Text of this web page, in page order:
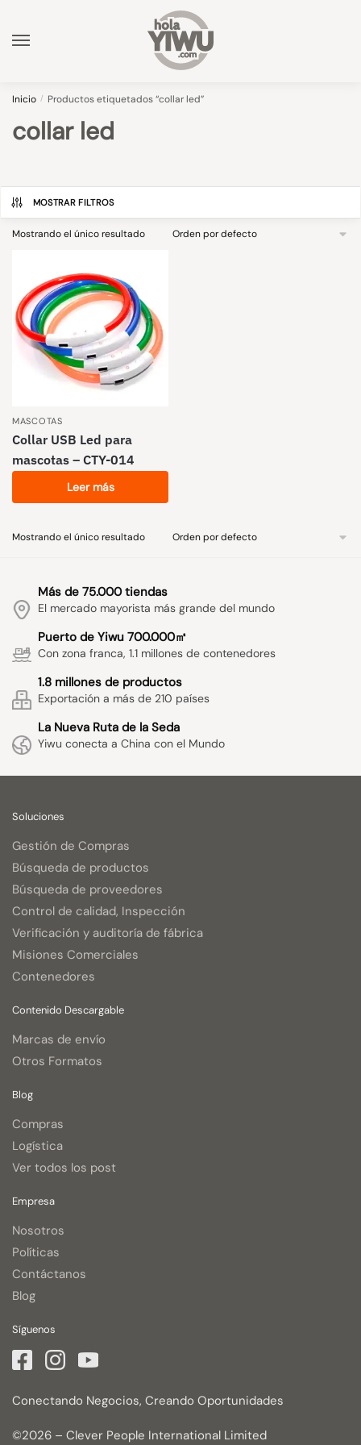
navigation
content
Inicio / Productos etiquetados “collar led”
collar led
MOSTRAR FILTROS
Mostrando el único resultado
MASCOTAS
Collar USB Led para
mascotas – CTY-014
Leer más
Mostrando el único resultado
Más de 75.000 tiendas
El mercado mayorista más grande del mundo
Puerto de Yiwu 700.000㎡
Con zona franca, 1.1 millones de contenedores
1.8 millones de productos
Exportación a más de 210 países
La Nueva Ruta de la Seda
Yiwu conecta a China con el Mundo
Soluciones
Gestión de Compras
Búsqueda de productos
Búsqueda de proveedores
Control de calidad, Inspección
Verificación y auditoría de fábrica
Misiones Comerciales
Contenedores
Contenido Descargable
Marcas de envío
Otros Formatos
Blog
Compras
Logística
Ver todos los post
Empresa
Nosotros
Políticas
Contáctanos
Blog
Síguenos
Conectando Negocios, Creando Oportunidades
©2026 – Clever People International Limited